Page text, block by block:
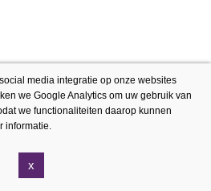
media integratie op onze websites
we Google Analytics om uw gebruik van
we functionaliteiten daarop kunnen
informatie.
x